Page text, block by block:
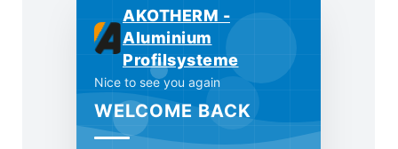
AKOTHERM -
Aluminium
Profilsysteme
Nice to see you again
WELCOME BACK